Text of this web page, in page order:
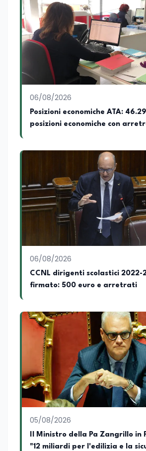
06/08/2026
Posizioni economiche ATA:
posizioni economiche con
06/08/2026
CCNL dirigenti scolastici 2022-
firmato: 500 euro e arretrati
05/08/2026
Il Ministro della Pa Zangrillo in
"12 miliardi per l'edilizia e la